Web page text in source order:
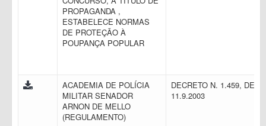
PROPAGANDA ,
ESTABELECE NORMAS
DE PROTEÇÃO À
POUPANÇA POPULAR
ACADEMIA DE POLÍCIA
MILITAR SENADOR
ARNON DE MELLO
(REGULAMENTO)
DECRETO N. 1.459, DE
11.9.2003